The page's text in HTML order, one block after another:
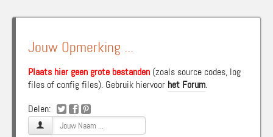
Jouw Opmerking ...
Plaats hier geen grote bestanden (zoals source codes, log
files of config files). Gebruik hiervoor het Forum.
Delen: